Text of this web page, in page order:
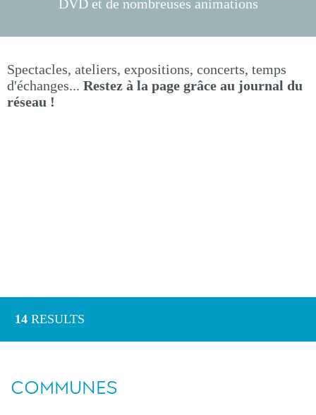
DVD et de nombreuses animations
Spectacles, ateliers, expositions, concerts, temps
d'échanges... Restez à la page grâce au journal du
réseau !
14 RESULTS
COMMUNES